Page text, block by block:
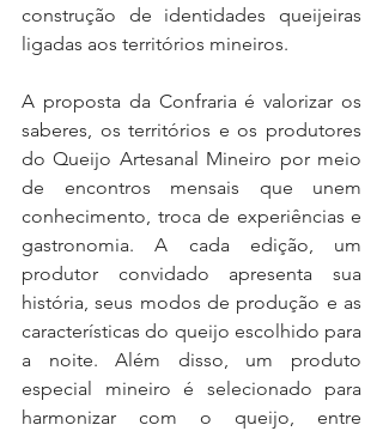
construção de identidades queijeiras
ligadas aos territórios mineiros.
A proposta da Confraria é valorizar os
saberes, os territórios e os produtores
do Queijo Artesanal Mineiro por meio
de encontros mensais que unem
conhecimento, troca de experiências e
gastronomia. A cada edição, um
produtor convidado apresenta sua
história, seus modos de produção e as
características do queijo escolhido para
a noite. Além disso, um produto
especial mineiro é selecionado para
harmonizar com o queijo, entre